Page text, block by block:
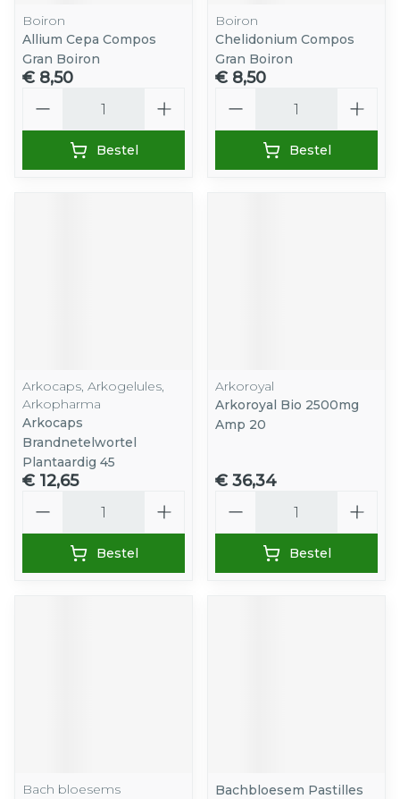
Boiron
Allium Cepa Compos
Gran Boiron
€ 8,50
Bestel
Boiron
Chelidonium Compos
Gran Boiron
€ 8,50
Bestel
Arkocaps, Arkogelules,
Arkopharma
Arkocaps
Brandnetelwortel
Plantaardig 45
€ 12,65
Bestel
Arkoroyal
Arkoroyal Bio 2500mg
Amp 20
€ 36,34
Bestel
Bach bloesems
Bachbloesem Pastilles